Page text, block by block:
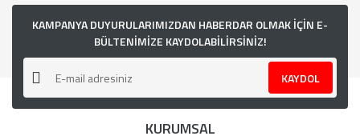
KAMPANYA DUYURULARIMIZDAN HABERDAR OLMAK İÇİN E-
BÜLTENİMİZE KAYDOLABİLİRSİNİZ!
KAYDOL
KURUMSAL